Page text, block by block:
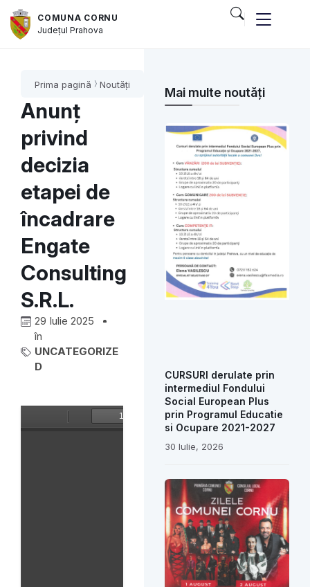
COMUNA CORNU
JudețulPrahova
Prima pagină Noutăți
Anunț
privind
decizia
etapei de
încadrare
Engate
Consulting
S.R.L.
29 Iulie 2025
în
UNCATEGORIZE
D
Mai multe noutăți
CURSURI derulate prin
intermediul Fondului
Social European Plus
prin Programul Educatie
si Ocupare 2021-2027
30 Iulie, 2026